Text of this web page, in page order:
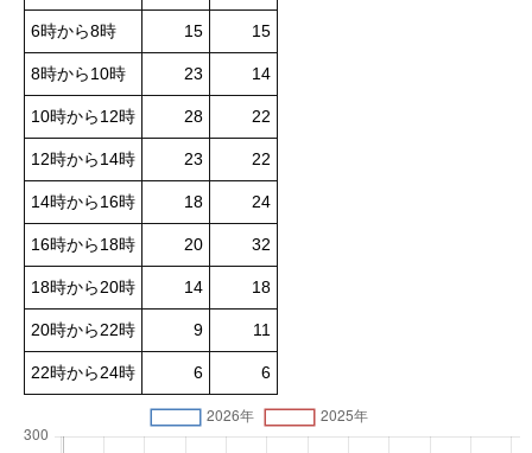
6時から8時 15 15
8時から10時 23 14
10時から12時 28 22
12時から14時 23 22
14時から16時 18 24
16時から18時 20 32
18時から20時 14 18
20時から22時 9 11
22時から24時 6 6